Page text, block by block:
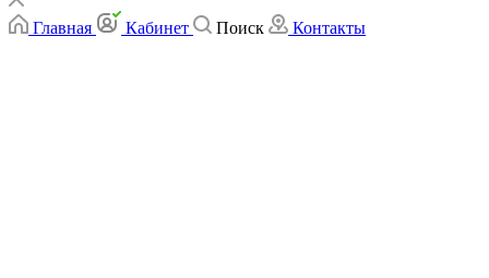
Главная Кабинет Поиск Контакты